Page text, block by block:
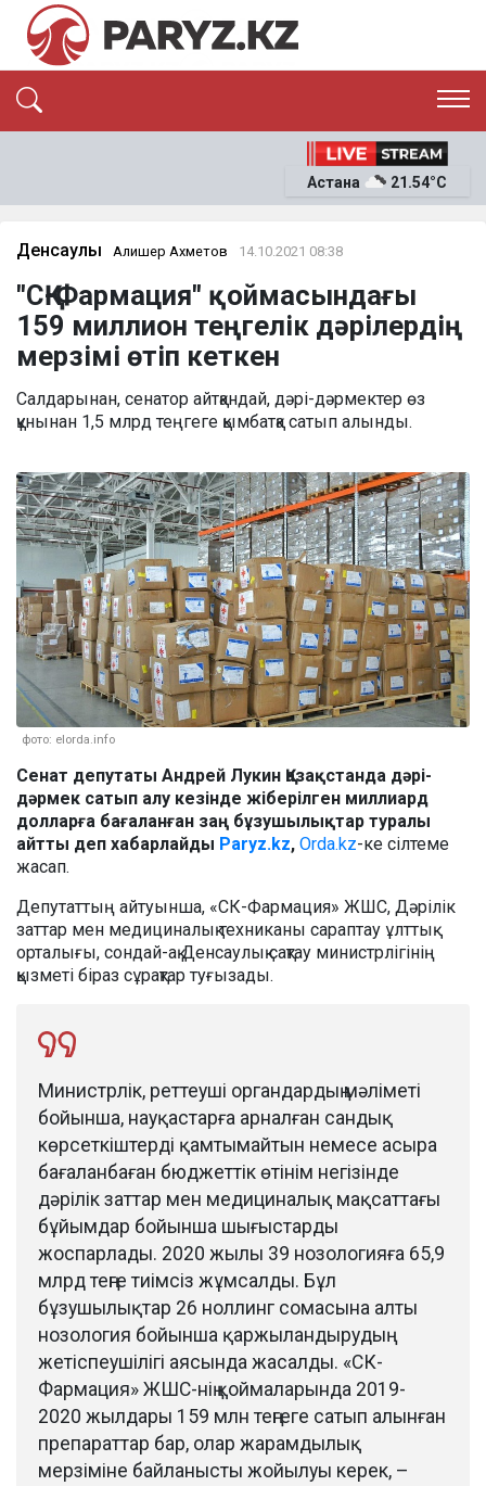
ЭКОНОМИКА
ОҚИҒА
News
Астана 21.54°C
Денсаулық Алишер Ахметов 14.10.2021 08:38
"СҚ-Фармация" қоймасындағы
159 миллион теңгелік дәрілердің
мерзімі өтіп кеткен
Салдарынан, сенатор айтқандай, дәрі-дәрмектер өз
құнынан 1,5 млрд теңгеге қымбатқа сатып алынды.
фото: elorda.info
Сенат депутаты Андрей Лукин Қазақстанда дәрі-
дәрмек сатып алу кезінде жіберілген миллиард
долларға бағаланған заң бұзушылықтар туралы
айтты деп хабарлайды Paryz.kz, Orda.kz-ке сілтеме
жасап.
Депутаттың айтуынша, «СК-Фармация» ЖШС, Дәрілік
заттар мен медициналық техниканы сараптау ұлттық
орталығы, сондай-ақ Денсаулық сақтау министрлігінің
қызметі біраз сұрақтар туғызады.
Министрлік, реттеуші органдардың мәліметі
бойынша, науқастарға арналған сандық
көрсеткіштерді қамтымайтын немесе асыра
бағаланбаған бюджеттік өтінім негізінде
дәрілік заттар мен медициналық мақсаттағы
бұйымдар бойынша шығыстарды
жоспарлады. 2020 жылы 39 нозологияға 65,9
млрд теңге тиімсіз жұмсалды. Бұл
бұзушылықтар 26 ноллинг сомасына алты
нозология бойынша қаржыландырудың
жетіспеушілігі аясында жасалды. «СК-
Фармация» ЖШС-нің қоймаларында 2019-
2020 жылдары 159 млн теңгеге сатып алынған
препараттар бар, олар жарамдылық
мерзіміне байланысты жойылуы керек, –